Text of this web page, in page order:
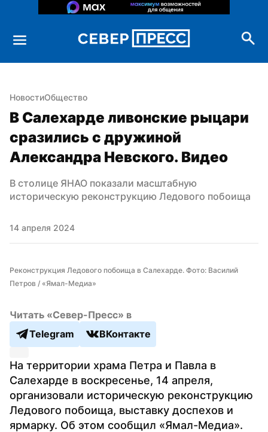
НовостиОбщество
В Салехарде ливонские рыцари
сразились с дружиной
Александра Невского. Видео
В столице ЯНАО показали масштабную
историческую реконструкцию Ледового побоища
14 апреля 2024
Реконструкция Ледового побоища в Салехарде. Фото: Василий
Петров / «Ямал-Медиа»
Читать «Север-Пресс» в
Telegram
ВКонтакте
На территории храма Петра и Павла в
Салехарде в воскресенье, 14 апреля,
организовали историческую реконструкцию
Ледового побоища, выставку доспехов и
ярмарку. Об этом сообщил «Ямал-Медиа».